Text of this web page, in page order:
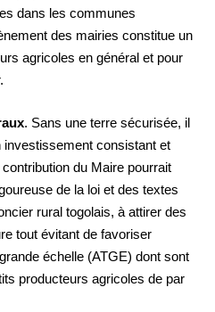
dans les communes
des mairies constitue un
agricoles en général et pour
. Sans une terre sécurisée, il
investissement consistant et
du Maire pourrait
de la loi et des textes
rural togolais, à attirer des
tout évitant de favoriser
échelle (ATGE) dont sont
producteurs agricoles de par